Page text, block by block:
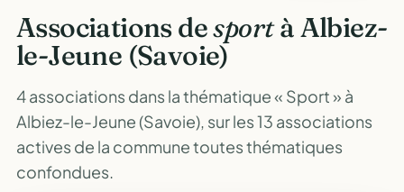
Associations desportà Albiez-
le-Jeune (Savoie)
4 associations dans la thématique « Sport » à
Albiez-le-Jeune (Savoie), sur les 13 associations
actives de la commune toutes thématiques
confondues.